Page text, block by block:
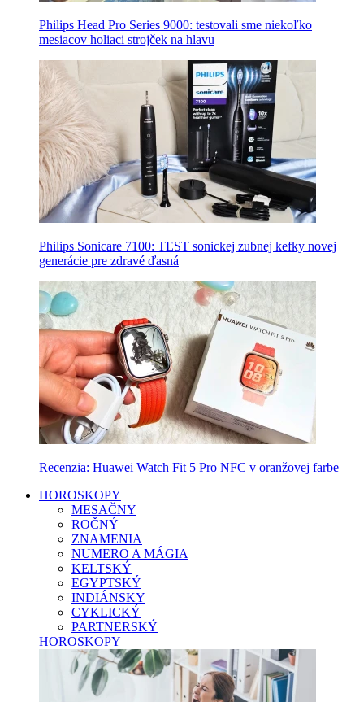
Philips Head Pro Series 9000: testovali sme niekoľko
mesiacov holiaci strojček na hlavu
Philips Sonicare 7100: TEST sonickej zubnej kefky novej
generácie pre zdravé ďasná
Recenzia: Huawei Watch Fit 5 Pro NFC v oranžovej farbe
HOROSKOPY
MESAČNY
ROČNÝ
ZNAMENIA
NUMERO A MÁGIA
KELTSKÝ
EGYPTSKÝ
INDIÁNSKY
CYKLICKÝ
PARTNERSKÝ
HOROSKOPY